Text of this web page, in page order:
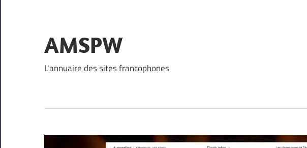
content
AMSPW
L'annuaire des sites francophones